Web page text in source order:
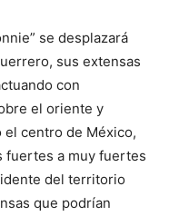
se desplazará
sus extensas
con
el oriente y
centro de México,
fuertes a muy fuertes
del territorio
que podrían